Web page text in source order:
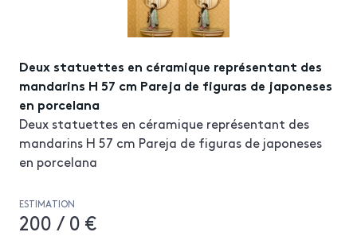
Deux statuettes en céramique représentant des
mandarins H 57 cm Pareja de figuras de japoneses
en porcelana
Deux statuettes en céramique représentant des
mandarins H 57 cm Pareja de figuras de japoneses
en porcelana
ESTIMATION
200 / 0 €